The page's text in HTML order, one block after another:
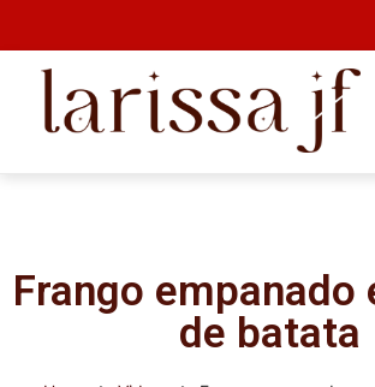
Frango empanado
de batata